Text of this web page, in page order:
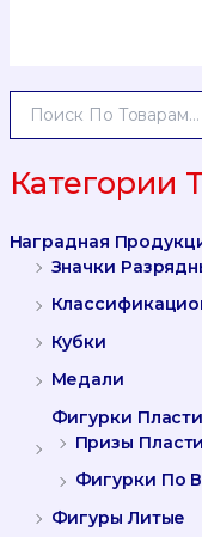
А
Т
:
Категории
Наградная
Значки
Кубки
Медали
Фигурки
Призы
Фигурки По
Фигуры Литые